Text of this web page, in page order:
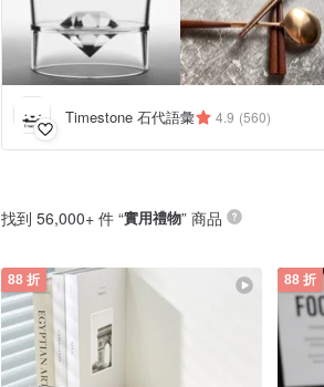
Timestone 石代語彙 4.9 (560)
找到 56,000+ 件 “實用禮物” 商品
88 折 88 折